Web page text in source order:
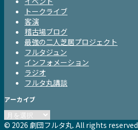
トークライブ
客演
稽古場ブログ
最強の二人芝居プロジェクト
フルタジュン
インフォメーション
ラジオ
フルタ丸講談
アーカイブ
ア
ー
© 2026 劇団フルタ丸. All rights reserved